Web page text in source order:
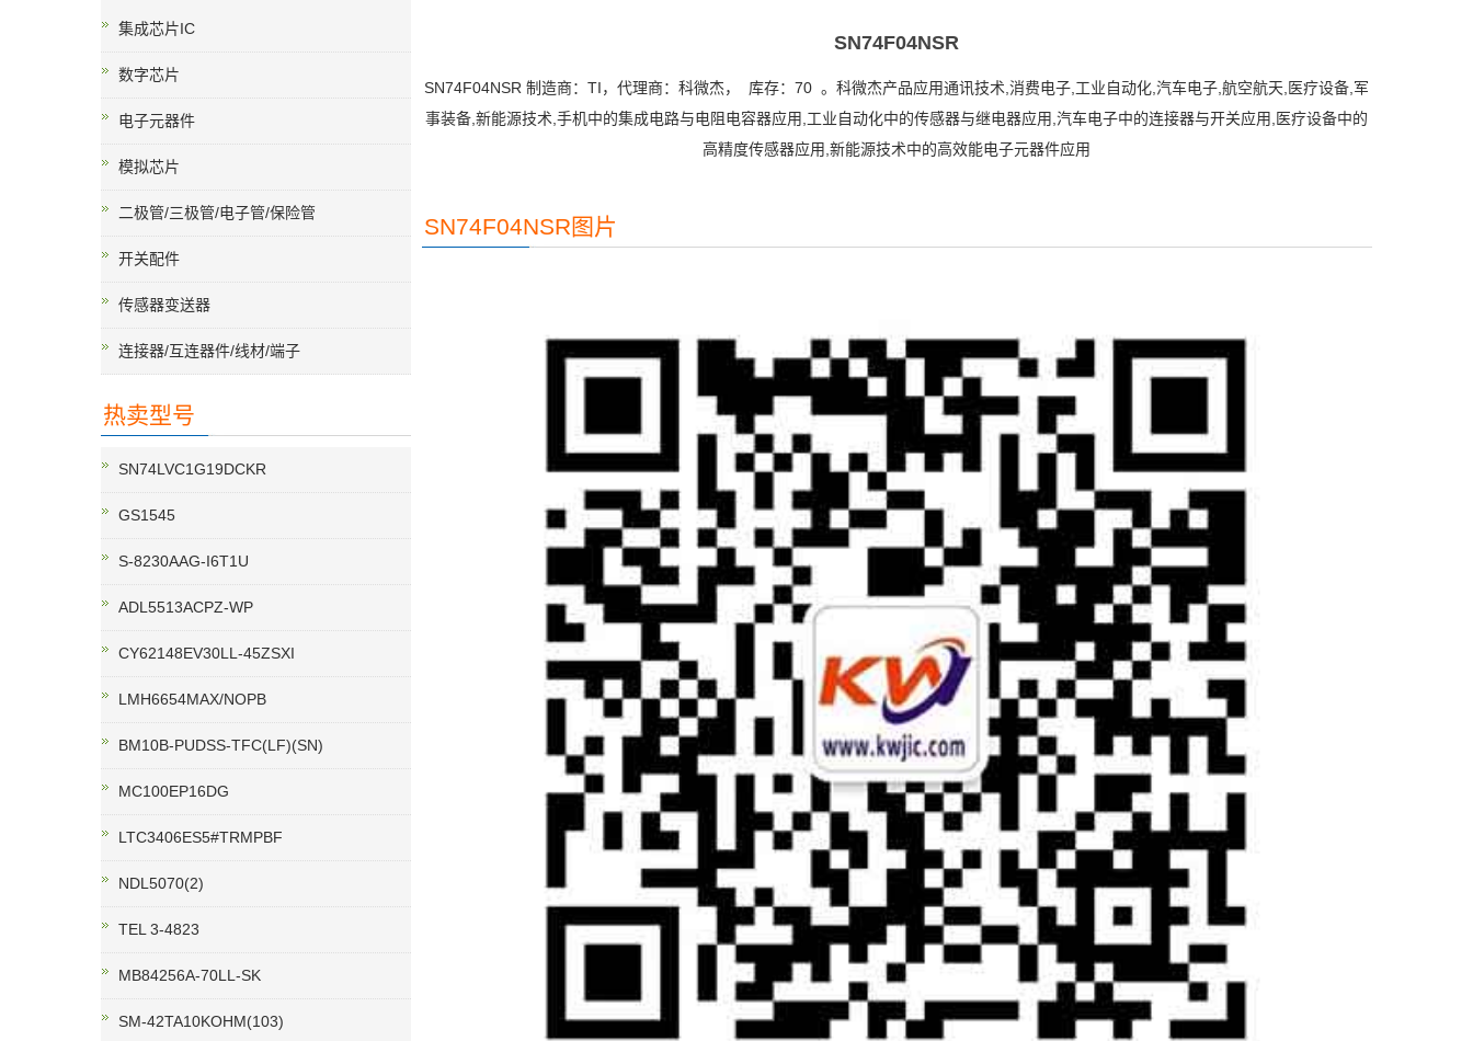
SN74F04NSR
SN74F04NSR 制造商：TI，代理商：科微杰， 库存：70 。科微杰产品应用通讯技术,消费电子,工业自动化,汽车电子,航空航天,医疗设备,军
事装备,新能源技术,手机中的集成电路与电阻电容器应用,工业自动化中的传感器与继电器应用,汽车电子中的连接器与开关应用,医疗设备中的
高精度传感器应用,新能源技术中的高效能电子元器件应用
SN74F04NSR图片
集成芯片IC
数字芯片
电子元器件
模拟芯片
二极管/三极管/电子管/保险管
开关配件
传感器变送器
连接器/互连器件/线材/端子
热卖型号
SN74LVC1G19DCKR
GS1545
S-8230AAG-I6T1U
ADL5513ACPZ-WP
CY62148EV30LL-45ZSXI
LMH6654MAX/NOPB
BM10B-PUDSS-TFC(LF)(SN)
MC100EP16DG
LTC3406ES5#TRMPBF
NDL5070(2)
TEL 3-4823
MB84256A-70LL-SK
SM-42TA10KOHM(103)